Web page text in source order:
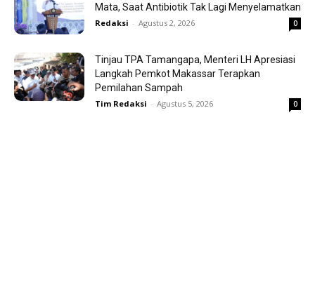
Mata, Saat Antibiotik Tak Lagi Menyelamatkan
Redaksi - Agustus 2, 2026 0
Tinjau TPA Tamangapa, Menteri LH Apresiasi
Langkah Pemkot Makassar Terapkan
Pemilahan Sampah
Tim Redaksi - Agustus 5, 2026 0